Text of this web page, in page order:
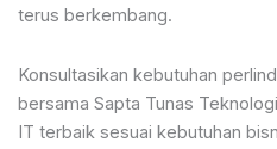
terus berkembang.
Konsultasikan kebutuhan
bersama Sapta Tunas
IT terbaik sesuai kebutuhan